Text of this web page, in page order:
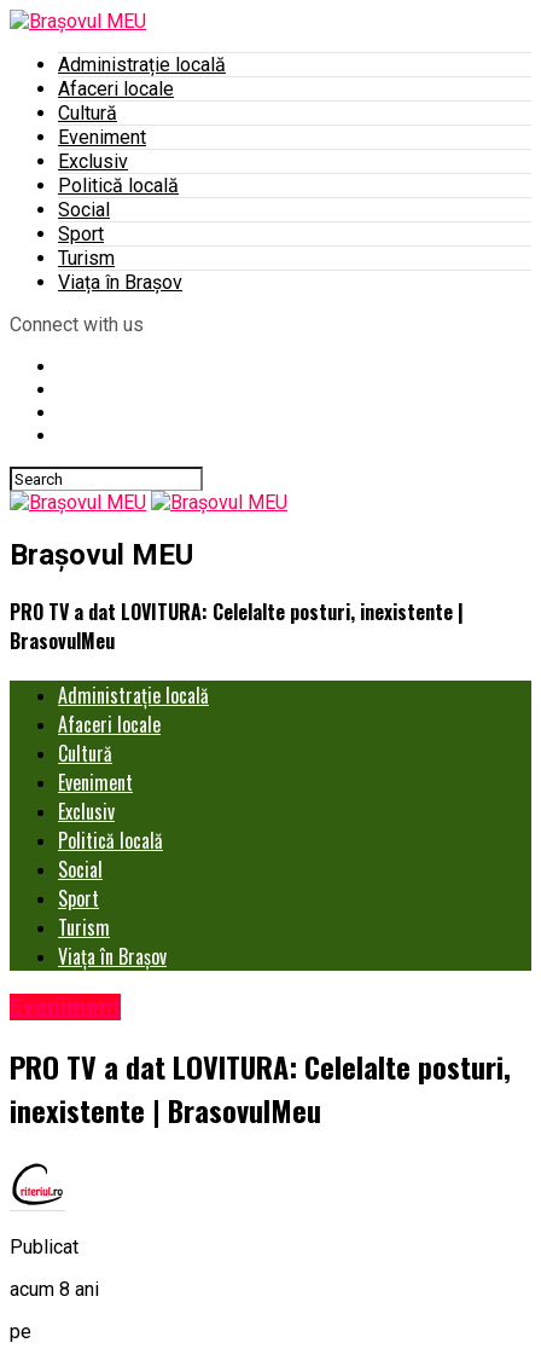
Administrație locală
Afaceri locale
Cultură
Eveniment
Exclusiv
Politică locală
Social
Sport
Turism
Viața în Brașov
Connect with us
Brașovul MEU
PRO TV a dat LOVITURA: Celelalte posturi, inexistente |
BrasovulMeu
Administrație locală
Afaceri locale
Cultură
Eveniment
Exclusiv
Politică locală
Social
Sport
Turism
Viața în Brașov
Eveniment
PRO TV a dat LOVITURA: Celelalte posturi,
inexistente | BrasovulMeu
Publicat
acum 8 ani
pe